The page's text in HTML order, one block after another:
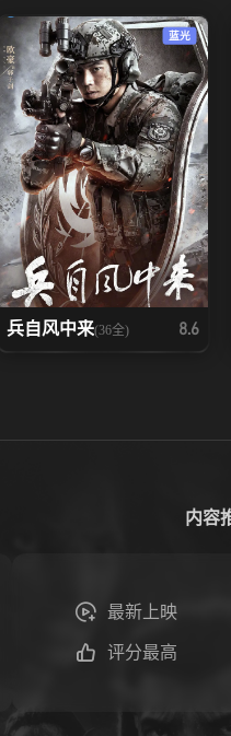
蓝光
兵自风中来(36全) 8.6
内容
最新上映
评分最高